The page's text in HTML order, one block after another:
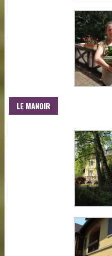
LE MANOIR